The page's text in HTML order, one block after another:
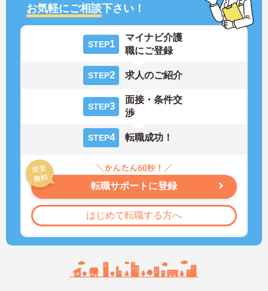
お気軽にご相談下さい！
STEP1
マイナビ介護
職にご登録
STEP2 求人のご紹介
STEP3
面接・条件交
渉
STEP4 転職成功！
転職サポートに登録
はじめて転職する方へ